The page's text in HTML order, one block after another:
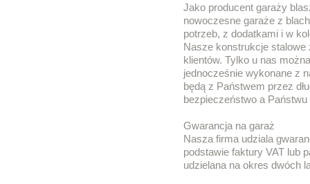
Jako producent garaży
nowoczesne garaże z
potrzeb, z dodatkami i w
Nasze konstrukcje
klientów. Tylko u nas
jednocześnie wykonane z
będą z Państwem przez
bezpieczeństwo a
Gwarancja na garaż
Nasza firma udziala
podstawie faktury VAT lub
udzielana na okres dwóch